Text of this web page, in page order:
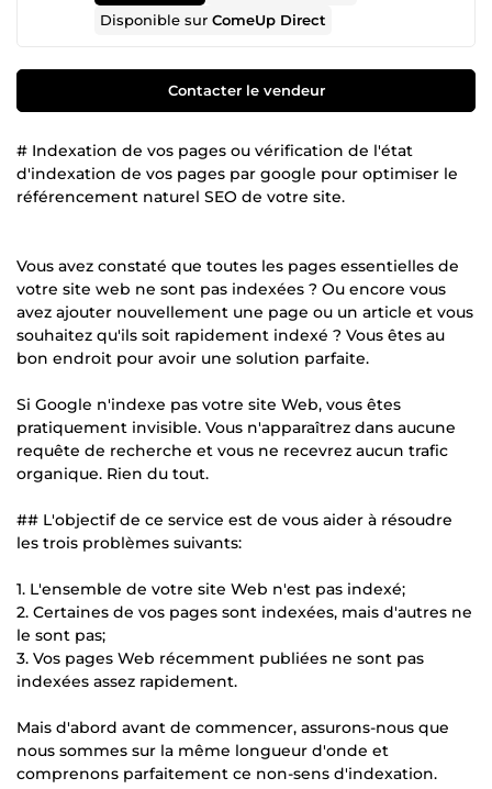
Disponible surComeUp Direct
Contacter le vendeur
# Indexation de vos pages ou vérification de l'état
d'indexation de vos pages par google pour optimiser le
référencement naturel SEO de votre site.
Vous avez constaté que toutes les pages essentielles de
votre site web ne sont pas indexées ? Ou encore vous
avez ajouter nouvellement une page ou un article et vous
souhaitez qu'ils soit rapidement indexé ? Vous êtes au
bon endroit pour avoir une solution parfaite.
Si Google n'indexe pas votre site Web, vous êtes
pratiquement invisible. Vous n'apparaîtrez dans aucune
requête de recherche et vous ne recevrez aucun trafic
organique. Rien du tout.
## L'objectif de ce service est de vous aider à résoudre
les trois problèmes suivants:
1. L'ensemble de votre site Web n'est pas indexé;
2. Certaines de vos pages sont indexées, mais d'autres ne
le sont pas;
3. Vos pages Web récemment publiées ne sont pas
indexées assez rapidement.
Mais d'abord avant de commencer, assurons-nous que
nous sommes sur la même longueur d'onde et
comprenons parfaitement ce non-sens d'indexation.